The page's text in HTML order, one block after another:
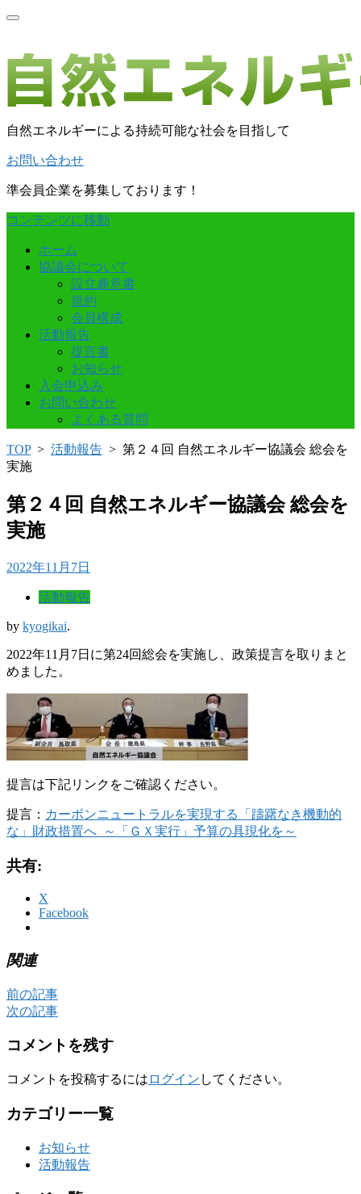
自然エネルギーによる持続可能な社会を目指して
お問い合わせ
準会員企業を募集しております！
コンテンツに移動
ホーム
協議会について
設立趣意書
規約
会員構成
活動報告
提言書
お知らせ
入会申込み
お問い合わせ
よくある質問
TOP> 活動報告 > 第２４回 自然エネルギー協議会 総会を
実施
第２４回 自然エネルギー協議会 総会を
実施
2022年11月7日
活動報告
by kyogikai.
2022年11月7日に第24回総会を実施し、政策提言を取りまと
めました。
提言は下記リンクをご確認ください。
提言： カーボンニュートラルを実現する「躊躇なき機動的
な」財政措置へ ～「ＧＸ実行」予算の具現化を～
共有:
X
Facebook
関連
前の記事
次の記事
コメントを残す
コメントを投稿するには ログイン してください。
カテゴリー一覧
お知らせ
活動報告